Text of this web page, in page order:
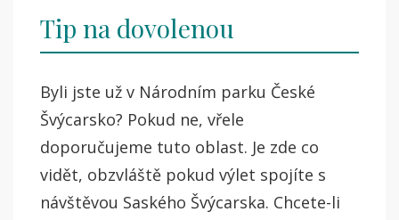
Tip na dovolenou
Byli jste už v Národním parku České
Švýcarsko? Pokud ne, vřele
doporučujeme tuto oblast. Je zde co
vidět, obzvláště pokud výlet spojíte s
návštěvou Saského Švýcarska. Chcete-li